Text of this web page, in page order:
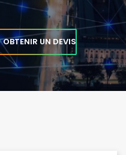
OBTENIR UN DEVIS